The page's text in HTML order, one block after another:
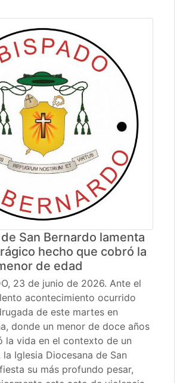
San Bernardo lamenta
hecho que cobró la
de edad
23 de junio de 2026. Ante el
acontecimiento ocurrido
de este martes en
donde un menor de doce años
la vida en el contexto de un
Iglesia Diocesana de San
su más profundo pesar,